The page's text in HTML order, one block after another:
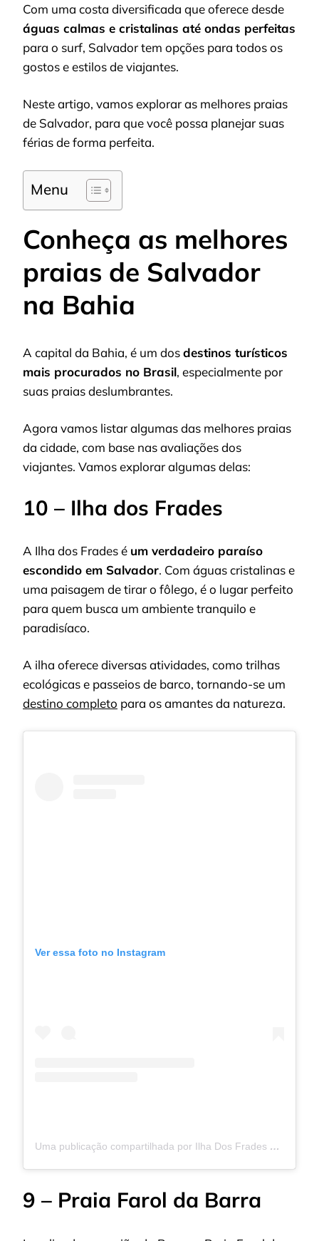
Com uma costa diversificada que oferece desde
águas calmas e cristalinas até ondas perfeitas
para o surf, Salvador tem opções para todos os
gostos e estilos de viajantes.
Neste artigo, vamos explorar as melhores praias
de Salvador, para que você possa planejar suas
férias de forma perfeita.
Menu
Conheça as melhores
praias de Salvador
na Bahia
A capital da Bahia, é um dosdestinos turísticos
mais procurados no Brasil, especialmente por
suas praias deslumbrantes.
Agora vamos listar algumas das melhores praias
da cidade, com base nas avaliações dos
viajantes. Vamos explorar algumas delas:
10 – Ilha dos Frades
A Ilha dos Frades é um verdadeiro paraíso
escondido em Salvador. Com águas cristalinas e
uma paisagem de tirar o fôlego, é o lugar perfeito
para quem busca um ambiente tranquilo e
paradisíaco.
A ilha oferece diversas atividades, como trilhas
ecológicas e passeios de barco, tornando-se um
destino completo para os amantes da natureza.
Ver essa foto no Instagram
Uma publicação compartilhada por Ilha Dos Frades – BA 🌅 (@ilhadosfradesoficial)
9 – Praia Farol da Barra